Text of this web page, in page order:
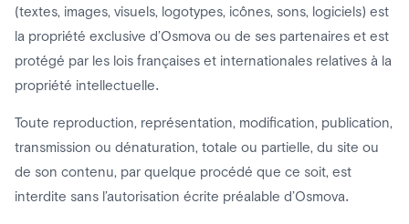
(textes, images, visuels, logotypes, icônes, sons, logiciels) est
la propriété exclusive d’Osmova ou de ses partenaires et est
protégé par les lois françaises et internationales relatives à la
propriété intellectuelle.
Toute reproduction, représentation, modification, publication,
transmission ou dénaturation, totale ou partielle, du site ou
de son contenu, par quelque procédé que ce soit, est
interdite sans l’autorisation écrite préalable d’Osmova.